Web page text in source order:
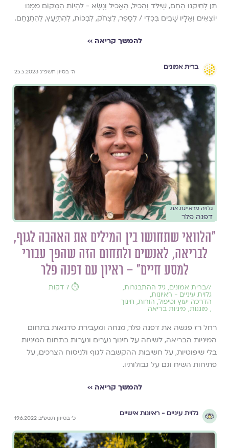
תֵּן לְחֵיקֵנוּ הַחַם, שֶׁיִּלֵּד וְהֵכִיל, הֶאֱכִיל וְנָשָׂא - לִהְיוֹת הַמָּקוֹם מִמֶּנּוּ
יוֹצְאִים וְאֵלָיו שָׁבִים בִּכְדֵי / לְסַפֵּר, לִצְחֹק, לִבְכּוֹת, לְהִתְיַעֵץ, לְהִתְנַחֵם.
להמשך קריאה ››
ברית אמונים
ה׳ בסיון תשפ״ג 25.5.2023
גלויה מראיינת את
דפנה פלר
"הלוואי שתחושו בין המילים את האהבה לגוף,
לבריאה, לאנשים ולתחום הזה שהפך עבורי
למסע חיים" – ראיון עם דפנה פלר
//ברית אמונים, גיל ההתבגרות,
גלוית עיניים - ראיונות,
הדרכה יעוץ וטיפול, הורות, חינוך
, מוגנות, מיניות בריאה
⏱️ 7 דקות
רחל רז פגשה את דפנה פלר, מנחה ומעבירת סדנאות בתחום
המיניות הבריאה, לשיחה על חינוך נערים ונערות בתחום המיניות
בלי שיפוטיות, על חשיבות ההקשבה לגוף ולניסוח הצרכים, על
פתיחות השיח וגם על גבולותיו.
להמשך קריאה ››
גלוית עיניים - ראיונות אישיים
כ׳ בסיוון תשפ״ב 19.6.2022